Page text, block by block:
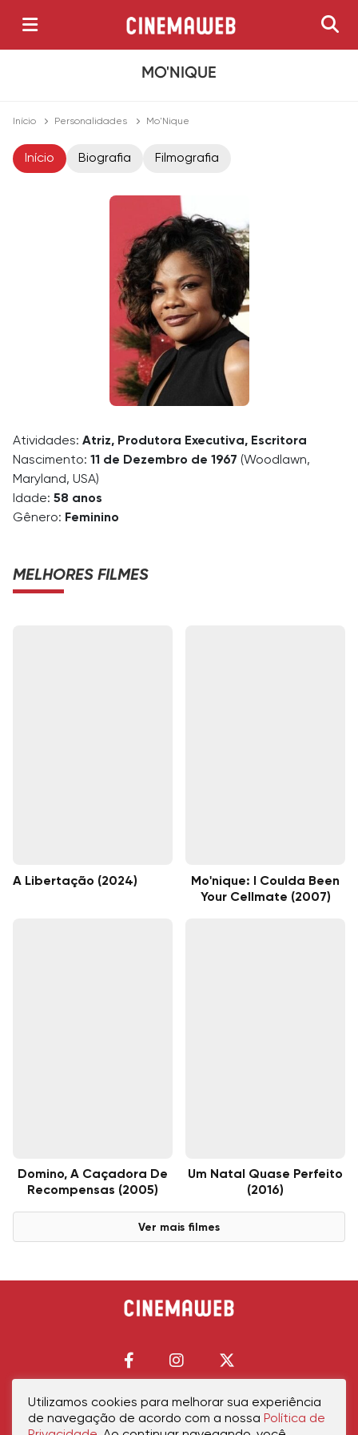
MO'NIQUE
Início Personalidades Mo'Nique
Início Biografia Filmografia
Atividades: Atriz, Produtora Executiva, Escritora
Nascimento: 11 de Dezembro de 1967 (Woodlawn,
Maryland, USA)
Idade: 58 anos
Gênero: Feminino
MELHORES FILMES
A Libertação (2024)
Mo'nique: I Coulda Been
Your Cellmate (2007)
Domino, A Caçadora De
Recompensas (2005)
Um Natal Quase Perfeito
(2016)
Ver mais filmes
Início Política de PrivacidadePolítica de CookiesContatoSobre Nós
Utilizamos cookies para melhorar sua experiência
de navegação de acordo com a nossa Política de